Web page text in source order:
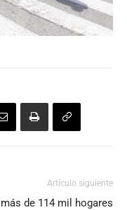
Artículo siguiente
de 114 mil hogares